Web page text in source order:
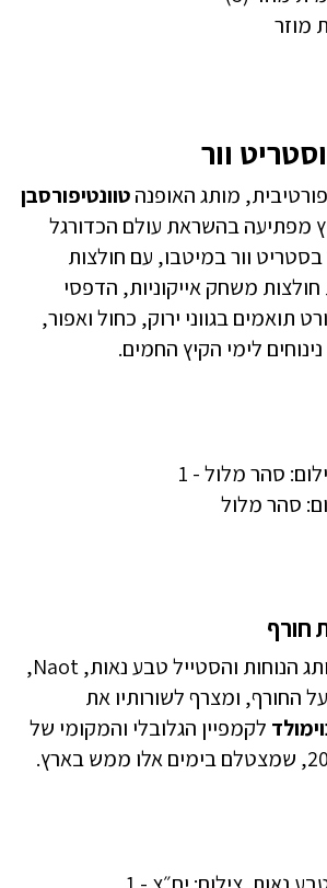
מוזר
וור
מותג האופנהטוונטיפורסבן
מפתיעה בהשראת עולם הכדורגל
וור במיטבו, עם חולצות
משחק אייקוניות, הדפסי
תואמים בגווני ירוק, כחול ואפור,
לימי הקיץ החמים.
סהר מלול
חורף
בגזרת הנעליים, מותג הנוחות והסטייל טבע נאות, Naot,
החורף, ומצרף לשורותיו את
לקמפיין הגלובלי והמקומי של